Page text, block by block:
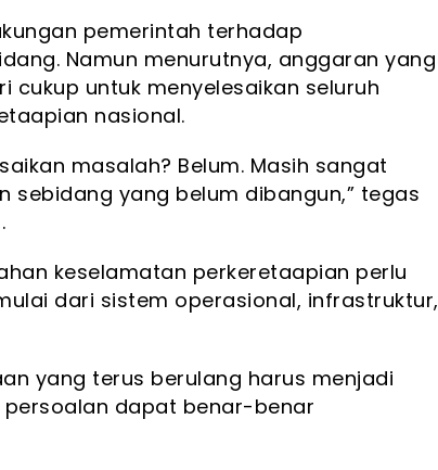
pemerintah terhadap
Namun menurutnya, anggaran yang
cukup untuk menyelesaikan seluruh
nasional.
masalah? Belum. Masih sangat
sebidang yang belum dibangun,” tegas
keselamatan perkeretaapian perlu
dari sistem operasional, infrastruktur,
yang terus berulang harus menjadi
dapat benar-benar